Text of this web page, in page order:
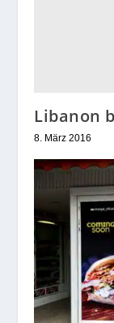
Libanon
8. März 2016